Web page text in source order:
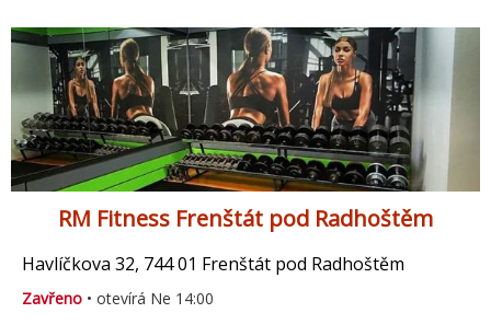
RM Fitness Frenštát pod Radhoštěm
Havlíčkova 32, 744 01 Frenštát pod Radhoštěm
Zavřeno • otevírá Ne 14:00